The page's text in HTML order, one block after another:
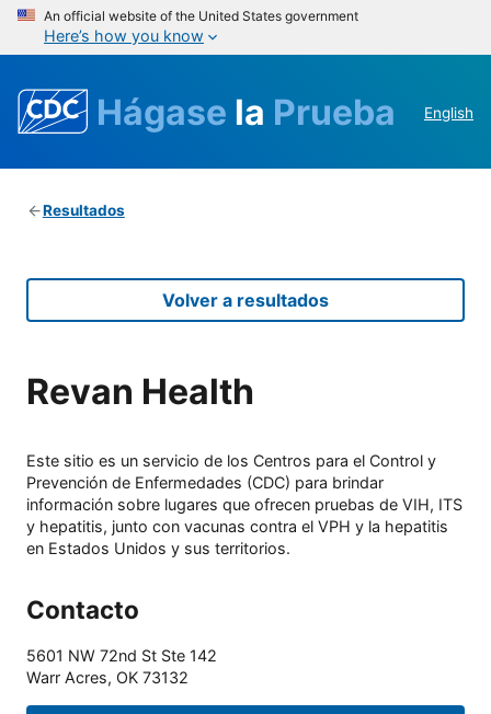
An official website of the United States government
Here’s how you know
Hágase la Prueba English
Resultados
Volver a resultados
Revan Health
Este sitio es un servicio de los Centros para el Control y
Prevención de Enfermedades (CDC) para brindar
información sobre lugares que ofrecen pruebas de VIH, ITS
y hepatitis, junto con vacunas contra el VPH y la hepatitis
en Estados Unidos y sus territorios.
Contacto
5601 NW 72nd St Ste 142
Warr Acres, OK 73132